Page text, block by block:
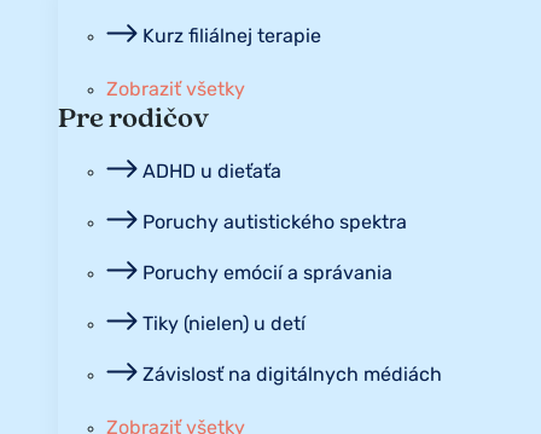
Kurz filiálnej terapie
Zobraziť všetky
Pre rodičov
ADHD u dieťaťa
Poruchy autistického spektra
Poruchy emócií a správania
Tiky (nielen) u detí
Závislosť na digitálnych médiách
Zobraziť všetky